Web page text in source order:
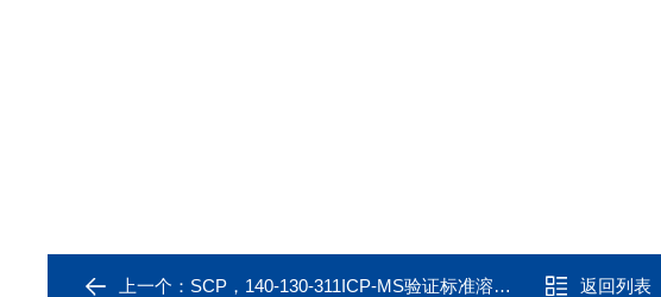
上一个： SCP，140-130-311ICP-MS验证标准溶液，多元素标液（12元素） 返回列表